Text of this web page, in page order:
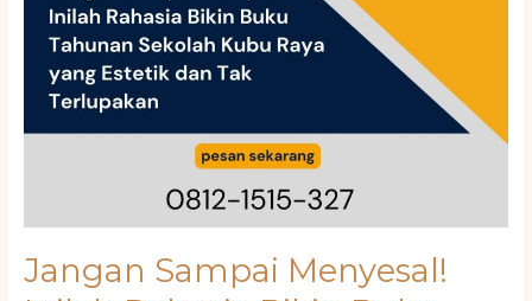
Jangan Sampai Menyesal!
Terlupakan